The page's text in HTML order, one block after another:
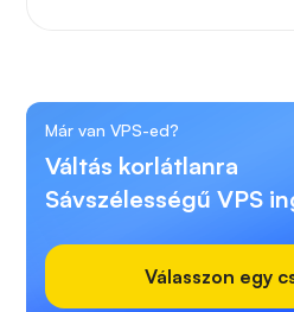
Már van VPS-ed?
Váltás korlátlanra
Sávszélességű VPS
Válasszon egy